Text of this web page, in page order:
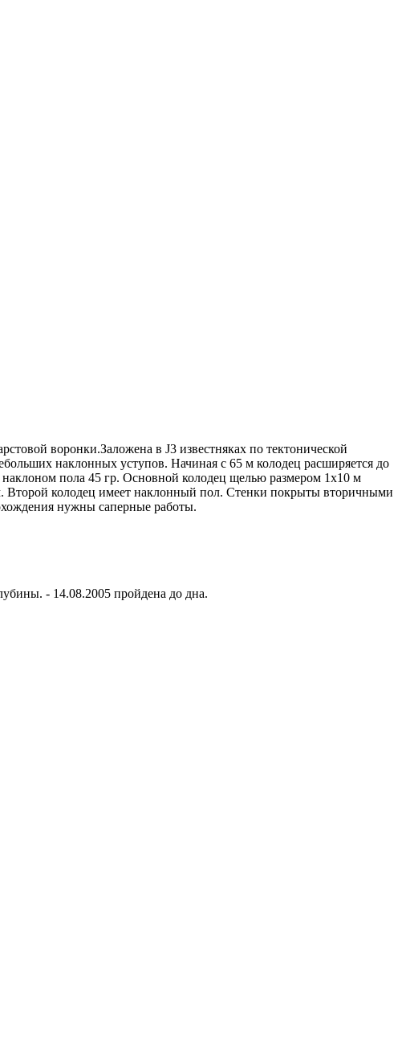
воронки.Заложена в J3 известняках по тектонической
наклонных уступов. Начиная с 65 м колодец расширяется до
пола 45 гр. Основной колодец щелью размером 1х10 м
Второй колодец имеет наклонный пол. Стенки покрыты вторичными
нужны саперные работы.
- 14.08.2005 пройдена до дна.